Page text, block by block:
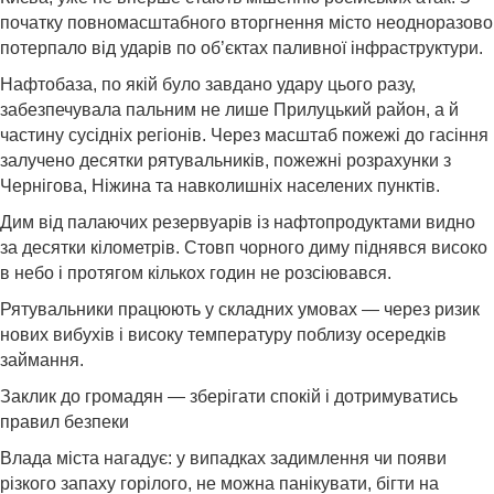
початку повномасштабного вторгнення місто неодноразово
потерпало від ударів по об’єктах паливної інфраструктури.
Нафтобаза, по якій було завдано удару цього разу,
забезпечувала пальним не лише Прилуцький район, а й
частину сусідніх регіонів. Через масштаб пожежі до гасіння
залучено десятки рятувальників, пожежні розрахунки з
Чернігова, Ніжина та навколишніх населених пунктів.
Дим від палаючих резервуарів із нафтопродуктами видно
за десятки кілометрів. Стовп чорного диму піднявся високо
в небо і протягом кількох годин не розсіювався.
Рятувальники працюють у складних умовах — через ризик
нових вибухів і високу температуру поблизу осередків
займання.
Заклик до громадян — зберігати спокій і дотримуватись
правил безпеки
Влада міста нагадує: у випадках задимлення чи появи
різкого запаху горілого, не можна панікувати, бігти на